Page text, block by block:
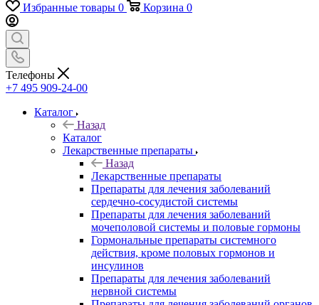
Избранные товары 0 Корзина 0
Телефоны
+7 495 909-24-00
Каталог
Назад
Каталог
Лекарственные препараты
Назад
Лекарственные препараты
Препараты для лечения заболеваний
сердечно-сосудистой системы
Препараты для лечения заболеваний
мочеполовой системы и половые гормоны
Гормональные препараты системного
действия, кроме половых гормонов и
инсулинов
Препараты для лечения заболеваний
нервной системы